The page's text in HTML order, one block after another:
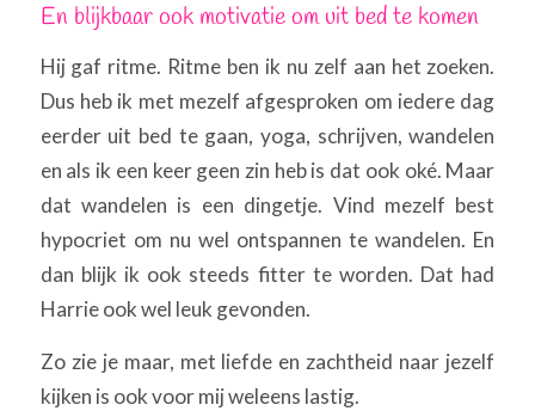
En blijkbaar ook motivatie om uit bed te komen
Hij gaf ritme. Ritme ben ik nu zelf aan het zoeken.
Dus heb ik met mezelf afgesproken om iedere dag
eerder uit bed te gaan, yoga, schrijven, wandelen
en als ik een keer geen zin heb is dat ook oké. Maar
dat wandelen is een dingetje. Vind mezelf best
hypocriet om nu wel ontspannen te wandelen. En
dan blijk ik ook steeds fitter te worden. Dat had
Harrie ook wel leuk gevonden.
Zo zie je maar, met liefde en zachtheid naar jezelf
kijken is ook voor mij weleens lastig.